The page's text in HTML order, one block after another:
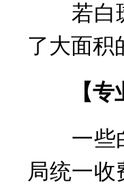
若白斑
了大面积
【专
一些白
局统一收